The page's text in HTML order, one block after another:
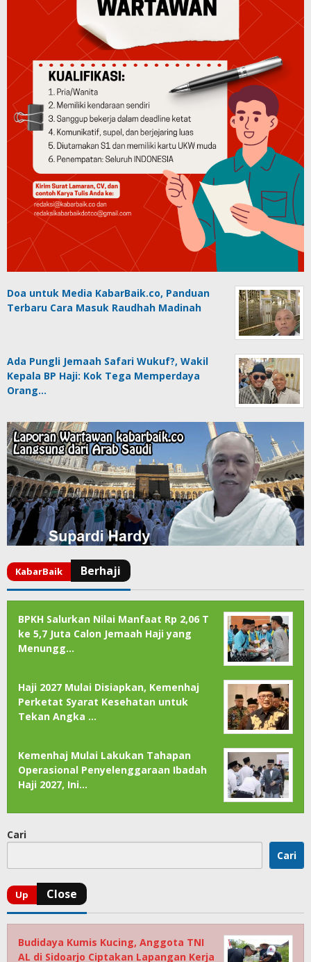
Doa untuk Media KabarBaik.co, Panduan
Terbaru Cara Masuk Raudhah Madinah
Ada Pungli Jemaah Safari Wukuf?, Wakil
Kepala BP Haji: Kok Tega Memperdaya
Orang…
BPKH Salurkan Nilai Manfaat Rp 2,06 T
ke 5,7 Juta Calon Jemaah Haji yang
Menungg…
Haji 2027 Mulai Disiapkan, Kemenhaj
Perketat Syarat Kesehatan untuk
Tekan Angka …
Kemenhaj Mulai Lakukan Tahapan
Operasional Penyelenggaraan Ibadah
Haji 2027, Ini…
Cari
Cari
Budidaya Kumis Kucing, Anggota TNI
AL di Sidoarjo Ciptakan Lapangan Kerja